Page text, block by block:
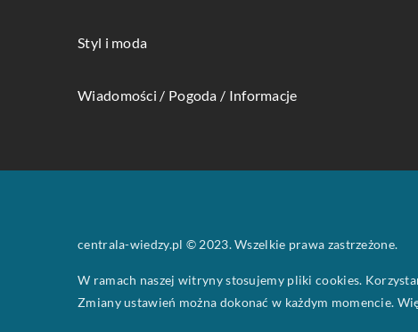
Styl i moda
Wiadomości / Pogoda / Informacje
centrala-wiedzy.pl © 2023. Wszelkie prawa zastrzeżone.
W ramach naszej witryny stosujemy pliki cookies.
Zmiany ustawień można dokonać w każdym momencie.